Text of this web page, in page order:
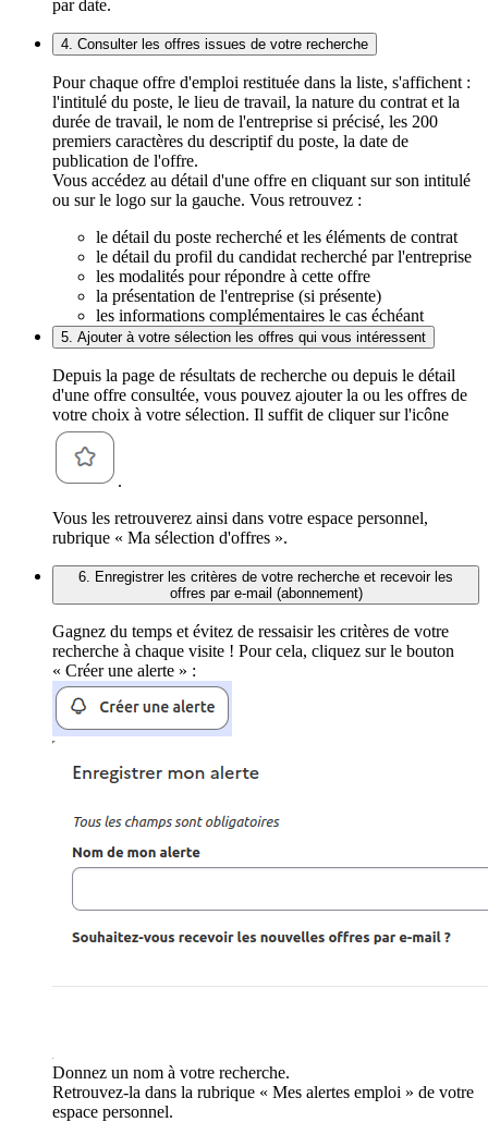
par date.
4. Consulter les offres issues de votre recherche
Pour chaque offre d'emploi restituée dans la liste, s'affichent :
l'intitulé du poste, le lieu de travail, la nature du contrat et la
durée de travail, le nom de l'entreprise si précisé, les 200
premiers caractères du descriptif du poste, la date de
publication de l'offre.
Vous accédez au détail d'une offre en cliquant sur son intitulé
ou sur le logo sur la gauche. Vous retrouvez :
le détail du poste recherché et les éléments de contrat
le détail du profil du candidat recherché par l'entreprise
les modalités pour répondre à cette offre
la présentation de l'entreprise (si présente)
les informations complémentaires le cas échéant
5. Ajouter à votre sélection les offres qui vous intéressent
Depuis la page de résultats de recherche ou depuis le détail
d'une offre consultée, vous pouvez ajouter la ou les offres de
votre choix à votre sélection. Il suffit de cliquer sur l'icône
.
Vous les retrouverez ainsi dans votre espace personnel,
rubrique « Ma sélection d'offres ».
6. Enregistrer les critères de votre recherche et recevoir les
offres par e-mail (abonnement)
Gagnez du temps et évitez de ressaisir les critères de votre
recherche à chaque visite ! Pour cela, cliquez sur le bouton
« Créer une alerte » :
Donnez un nom à votre recherche.
Retrouvez-la dans la rubrique « Mes alertes emploi » de votre
espace personnel.